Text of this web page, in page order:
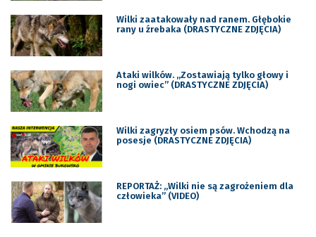
Wilki zaatakowały nad ranem. Głębokie
rany u źrebaka (DRASTYCZNE ZDJĘCIA)
Ataki wilków. „Zostawiają tylko głowy i
nogi owiec” (DRASTYCZNE ZDJĘCIA)
Wilki zagryzły osiem psów. Wchodzą na
posesje (DRASTYCZNE ZDJĘCIA)
REPORTAŻ: „Wilki nie są zagrożeniem dla
człowieka” (VIDEO)